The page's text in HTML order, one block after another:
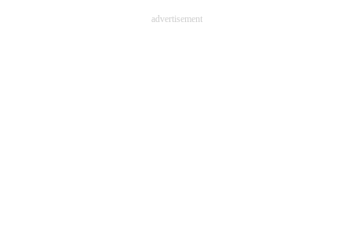
advertisement